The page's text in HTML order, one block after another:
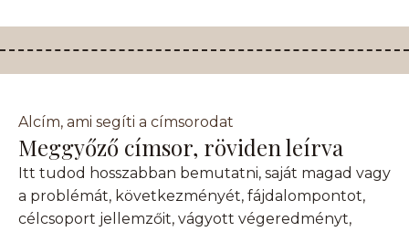
Alcím, ami segíti a címsorodat
Meggyőző címsor, röviden leírva
Itt tudod hosszabban bemutatni, saját magad vagy
a problémát, következményét, fájdalompontot,
célcsoport jellemzőit, vágyott végeredményt,